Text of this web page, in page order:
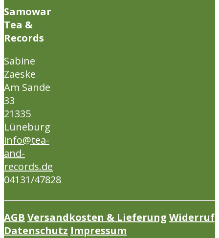
Samowar
Tea &
Records
Sabine
Zaeske
Am Sande
33
21335
Lüneburg
info@tea-
and-
records.de
04131/47828
AGB Versandkosten & Lieferung Widerruf
Datenschutz Impressum